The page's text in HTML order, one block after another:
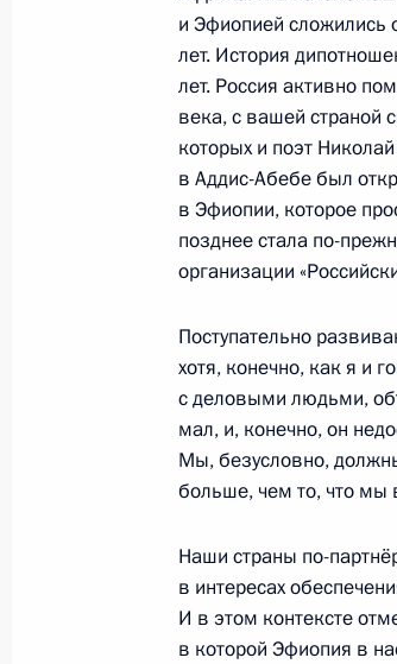
24 октября 2019
Встреча с
Обиангом Нгемой
24 октября 2019 года, 21:00
Встреча с
24 октября 2019 года, 20:35
Встреча с
24 октября 2019 года, 20:15
Встреча с
и Эфиопией сложились
лет. История
лет. Россия активно
века, с вашей страной
которых и поэт
в Аддис-Абебе был
в Эфиопии, которое
позднее стала по-
организации
Поступательно
хотя, конечно, как я и
с деловыми людьми,
мал, и, конечно, он
Мы, безусловно,
больше, чем то, что мы
Наши страны по-
в интересах
И в этом контексте
в которой Эфиопия в